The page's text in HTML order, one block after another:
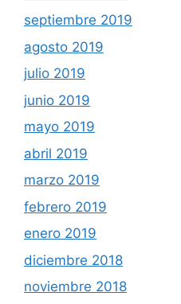
septiembre 2019
agosto 2019
julio 2019
junio 2019
mayo 2019
abril 2019
marzo 2019
febrero 2019
enero 2019
diciembre 2018
noviembre 2018